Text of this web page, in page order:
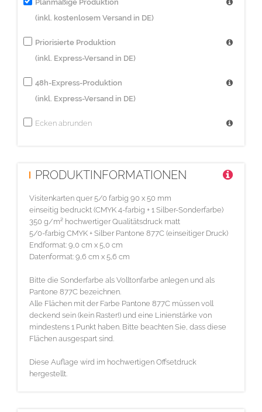
Planmäßige Produktion
(inkl. kostenlosem Versand in DE)
Priorisierte Produktion
(inkl. Express-Versand in DE)
48h-Express-Produktion
(inkl. Express-Versand in DE)
Ecken abrunden
PRODUKTINFORMATIONEN
Visitenkarten quer 5/0 farbig 90 x 50 mm
einseitig bedruckt (CMYK 4-farbig + 1 Silber-Sonderfarbe)
350 g/m² hochwertiger Qualitätsdruck matt
5/0-farbig CMYK + Silber Pantone 877C (einseitiger Druck)
Endformat: 9,0 cm x 5,0 cm
Datenformat: 9,6 cm x 5,6 cm
Bitte die Sonderfarbe als Volltonfarbe anlegen und als
Pantone 877C bezeichnen.
Alle Flächen mit der Farbe Pantone 877C müssen voll
deckend sein (kein Raster!) und eine Linienstärke von
mindestens 1 Punkt haben. Bitte beachten Sie, dass diese
Flächen ausgespart sind.
Diese Auflage wird im hochwertigen Offsetdruck
hergestellt.